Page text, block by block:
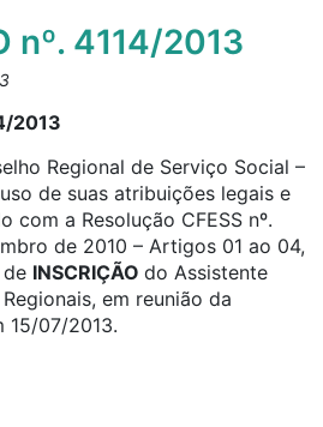
nº. 4114/2013
2013
Regional de Serviço Social –
de suas atribuições legais e
com a Resolução CFESS nº.
de 2010 – Artigos 01 ao 04,
INSCRIÇÃO do Assistente
em reunião da
15/07/2013.